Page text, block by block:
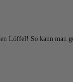
Löffel! So kann man